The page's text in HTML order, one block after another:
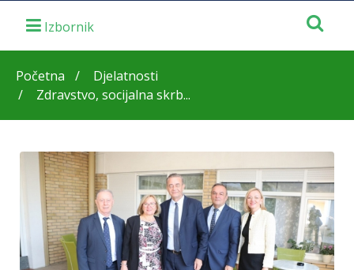
Početna
Djelatnosti
Zdravstvo, socijalna skrb...